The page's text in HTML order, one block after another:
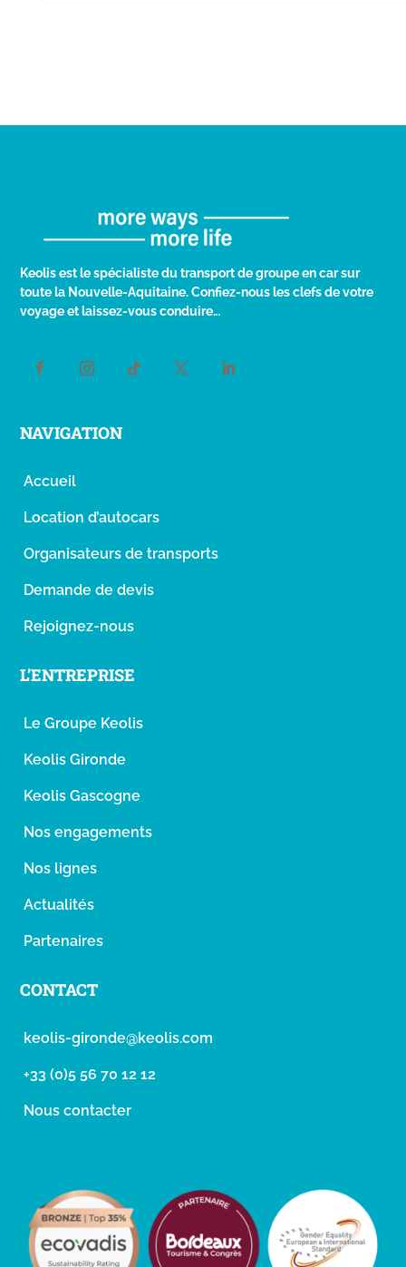
Keolis est le spécialiste du transport de groupe en car sur
toute la Nouvelle-Aquitaine. Confiez-nous les clefs de votre
voyage et laissez-vous conduire…
NAVIGATION
Accueil
Location d’autocars
Organisateurs de transports
Demande de devis
Rejoignez-nous
L’ENTREPRISE
Le Groupe Keolis
Keolis Gironde
Keolis Gascogne
Nos engagements
Nos lignes
Actualités
Partenaires
CONTACT
keolis-gironde@keolis.com
+33 (0)5 56 70 12 12
Nous contacter